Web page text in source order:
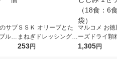
サブ
ルボ
キ
ＳＳＫ オリーブとた
まねぎドレッシング 1
60ml 1本
253円
マルコメ お
ーズドライ顆
料亭の味 し
1,305円